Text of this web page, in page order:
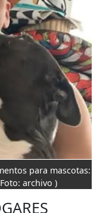
para mascotas:
archivo )